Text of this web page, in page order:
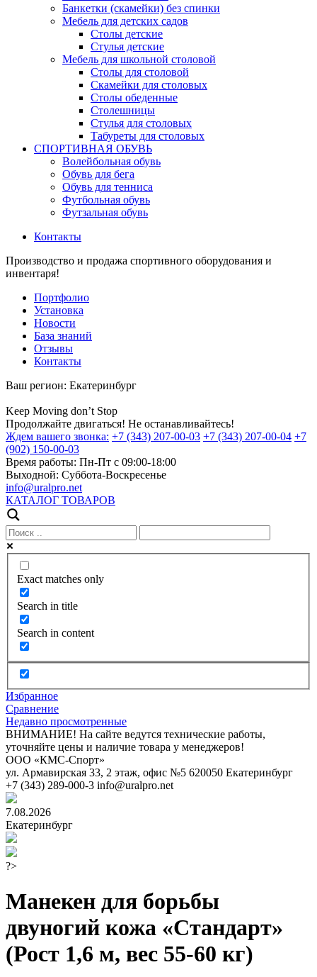
Банкетки (скамейки) без спинки
Мебель для детских садов
Столы детские
Стулья детские
Мебель для школьной столовой
Столы для столовой
Скамейки для столовых
Столы обеденные
Столешницы
Стулья для столовых
Табуреты для столовых
СПОРТИВНАЯ ОБУВЬ
Волейбольная обувь
Обувь для бега
Обувь для тенниса
Футбольная обувь
Футзальная обувь
Контакты
Производство и продажа спортивного оборудования и
инвентаря!
Портфолио
Установка
Новости
База знаний
Отзывы
Контакты
Ваш регион: Екатеринбург
Keep Moving don’t Stop
Продолжайте двигаться! Не останавливайтесь!
Ждем вашего звонка: +7 (343) 207-00-03 +7 (343) 207-00-04 +7
(902) 150-00-03
Время работы: Пн-Пт с 09:00-18:00
Выходной: Суббота-Воскресенье
info@uralpro.net
КАТАЛОГ ТОВАРОВ
Exact matches only
Search in title
Search in content
Избранное
Сравнение
Недавно просмотренные
ВНИМАНИЕ! На сайте ведутся технические работы,
уточняйте цены и наличие товара у менеджеров!
ООО «КМС-Спорт»
ул. Армавирская 33, 2 этаж, офис №5 620050 Екатеринбург
+7 (343) 289-000-3 info@uralpro.net
7.08.2026
Екатеринбург
?>
Манекен для борьбы
двуногий кожа «Стандарт»
(Рост 1,6 м, вес 55-60 кг)